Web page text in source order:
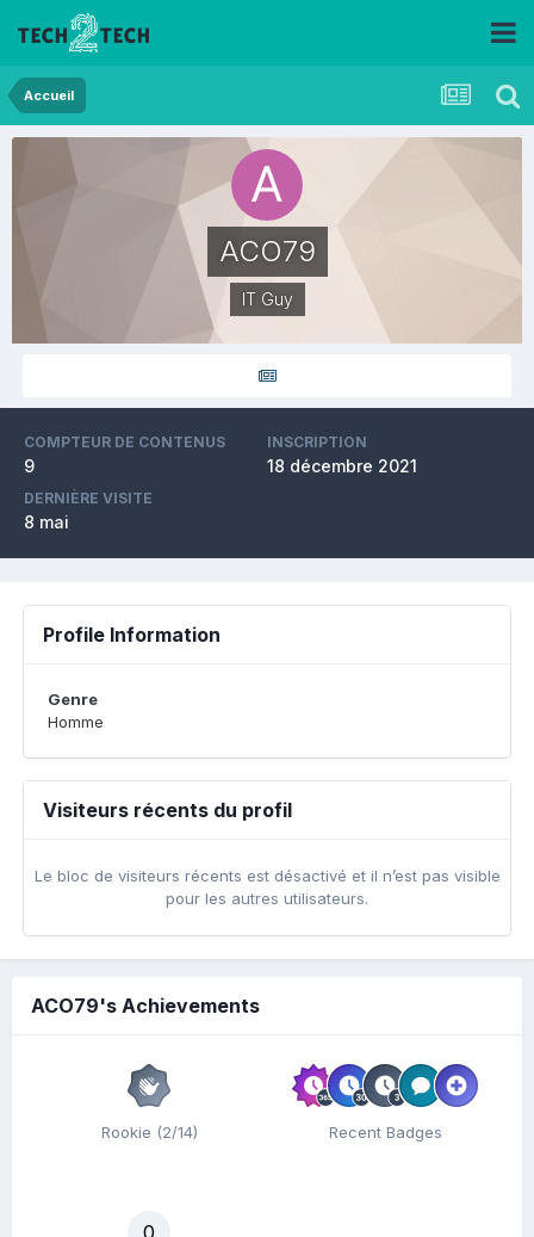
Accueil
ACO79
IT Guy
COMPTEUR DE CONTENUS
9
INSCRIPTION
18 décembre 2021
DERNIÈRE VISITE
8 mai
Profile Information
Genre
Homme
Visiteurs récents du profil
Le bloc de visiteurs récents est désactivé et il n’est pas visible
pour les autres utilisateurs.
ACO79's Achievements
Rookie (2/14) Recent Badges
0